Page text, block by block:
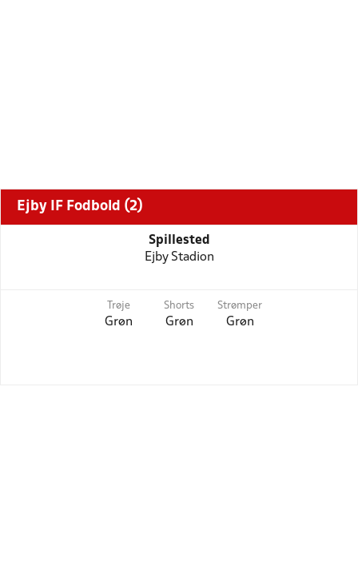
Ejby IF Fodbold (2)
Spillested
Ejby Stadion
Trøje
Grøn
Shorts
Grøn
Strømper
Grøn